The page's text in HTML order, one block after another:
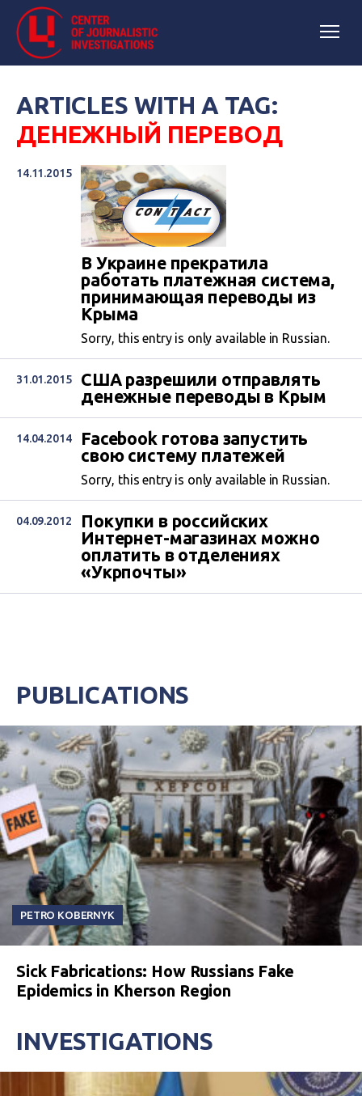
ARTICLES WITH A TAG:
ДЕНЕЖНЫЙ ПЕРЕВОД
14.11.2015
В Украине прекратила
работать платежная система,
принимающая переводы из
Крыма
Sorry, this entry is only available in Russian.
31.01.2015
США разрешили отправлять
денежные переводы в Крым
14.04.2014
Facebook готова запустить
свою систему платежей
Sorry, this entry is only available in Russian.
04.09.2012
Покупки в российских
Интернет-магазинах можно
оплатить в отделениях
«Укрпочты»
PUBLICATIONS
PETRO KOBERNYK
Sick Fabrications: How Russians Fake
Epidemics in Kherson Region
INVESTIGATIONS